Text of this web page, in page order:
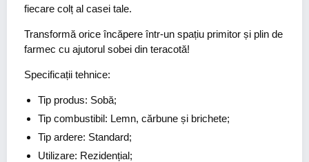
fiecare colț al casei tale.
Transformă orice încăpere într-un spațiu primitor și plin de
farmec cu ajutorul sobei din teracotă!
Specificații tehnice:
Tip produs: Sobă;
Tip combustibil: Lemn, cărbune și brichete;
Tip ardere: Standard;
Utilizare: Rezidențial;